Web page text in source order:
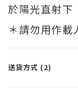
於陽光直射下
＊請勿用作載
送貨方式 (2)